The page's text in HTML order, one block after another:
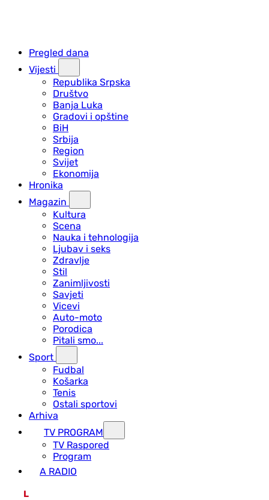
Pregled dana
Vijesti
Republika Srpska
Društvo
Banja Luka
Gradovi i opštine
BiH
Srbija
Region
Svijet
Ekonomija
Hronika
Magazin
Kultura
Scena
Nauka i tehnologija
Ljubav i seks
Zdravlje
Stil
Zanimljivosti
Savjeti
Vicevi
Auto-moto
Porodica
Pitali smo...
Sport
Fudbal
Košarka
Tenis
Ostali sportovi
Arhiva
TV PROGRAM
ТV Raspored
Program
A RADIO
L